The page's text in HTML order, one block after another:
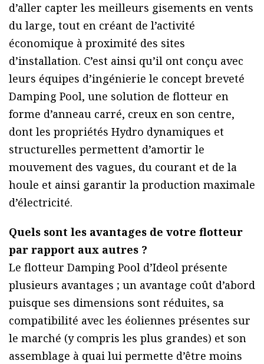
d’aller capter les meilleurs gisements en vents
du large, tout en créant de l’activité
économique à proximité des sites
d’installation. C’est ainsi qu’il ont conçu avec
leurs équipes d’ingénierie le concept breveté
Damping Pool, une solution de flotteur en
forme d’anneau carré, creux en son centre,
dont les propriétés Hydro dynamiques et
structurelles permettent d’amortir le
mouvement des vagues, du courant et de la
houle et ainsi garantir la production maximale
d’électricité.
Quels sont les avantages de votre flotteur
par rapport aux autres ?
Le flotteur Damping Pool d’Ideol présente
plusieurs avantages ; un avantage coût d’abord
puisque ses dimensions sont réduites, sa
compatibilité avec les éoliennes présentes sur
le marché (y compris les plus grandes) et son
assemblage à quai lui permette d’être moins